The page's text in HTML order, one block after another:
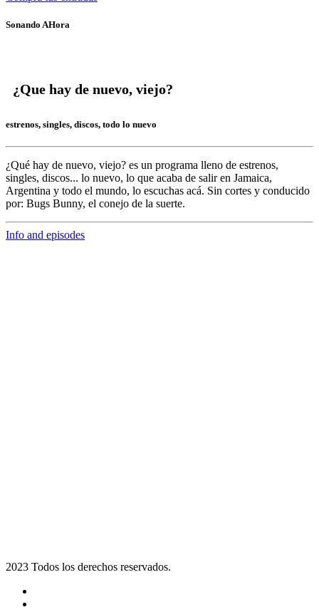
Sonando AHora
¿Que hay de nuevo, viejo?
estrenos, singles, discos, todo lo nuevo
¿Qué hay de nuevo, viejo? es un programa lleno de estrenos,
singles, discos... lo nuevo, lo que acaba de salir en Jamaica,
Argentina y todo el mundo, lo escuchas acá. Sin cortes y conducido
por: Bugs Bunny, el conejo de la suerte.
Info and episodes
2023 Todos los derechos reservados.